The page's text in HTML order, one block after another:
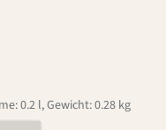
0.2 l, Gewicht: 0.28 kg